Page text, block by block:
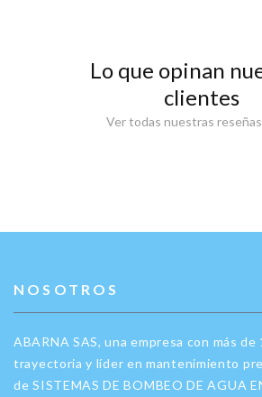
Lo que opinan
clientes
Ver todas nuestras
NOSOTROS
ABARNA SAS, una empresa con más de
trayectoria y líder en mantenimiento
de SISTEMAS DE BOMBEO DE AGUA